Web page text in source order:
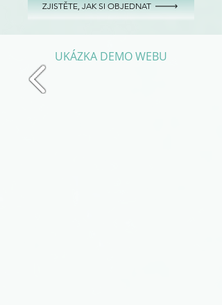
ZJISTĚTE, JAK SI OBJEDNAT
UKÁZKA DEMO WEBU